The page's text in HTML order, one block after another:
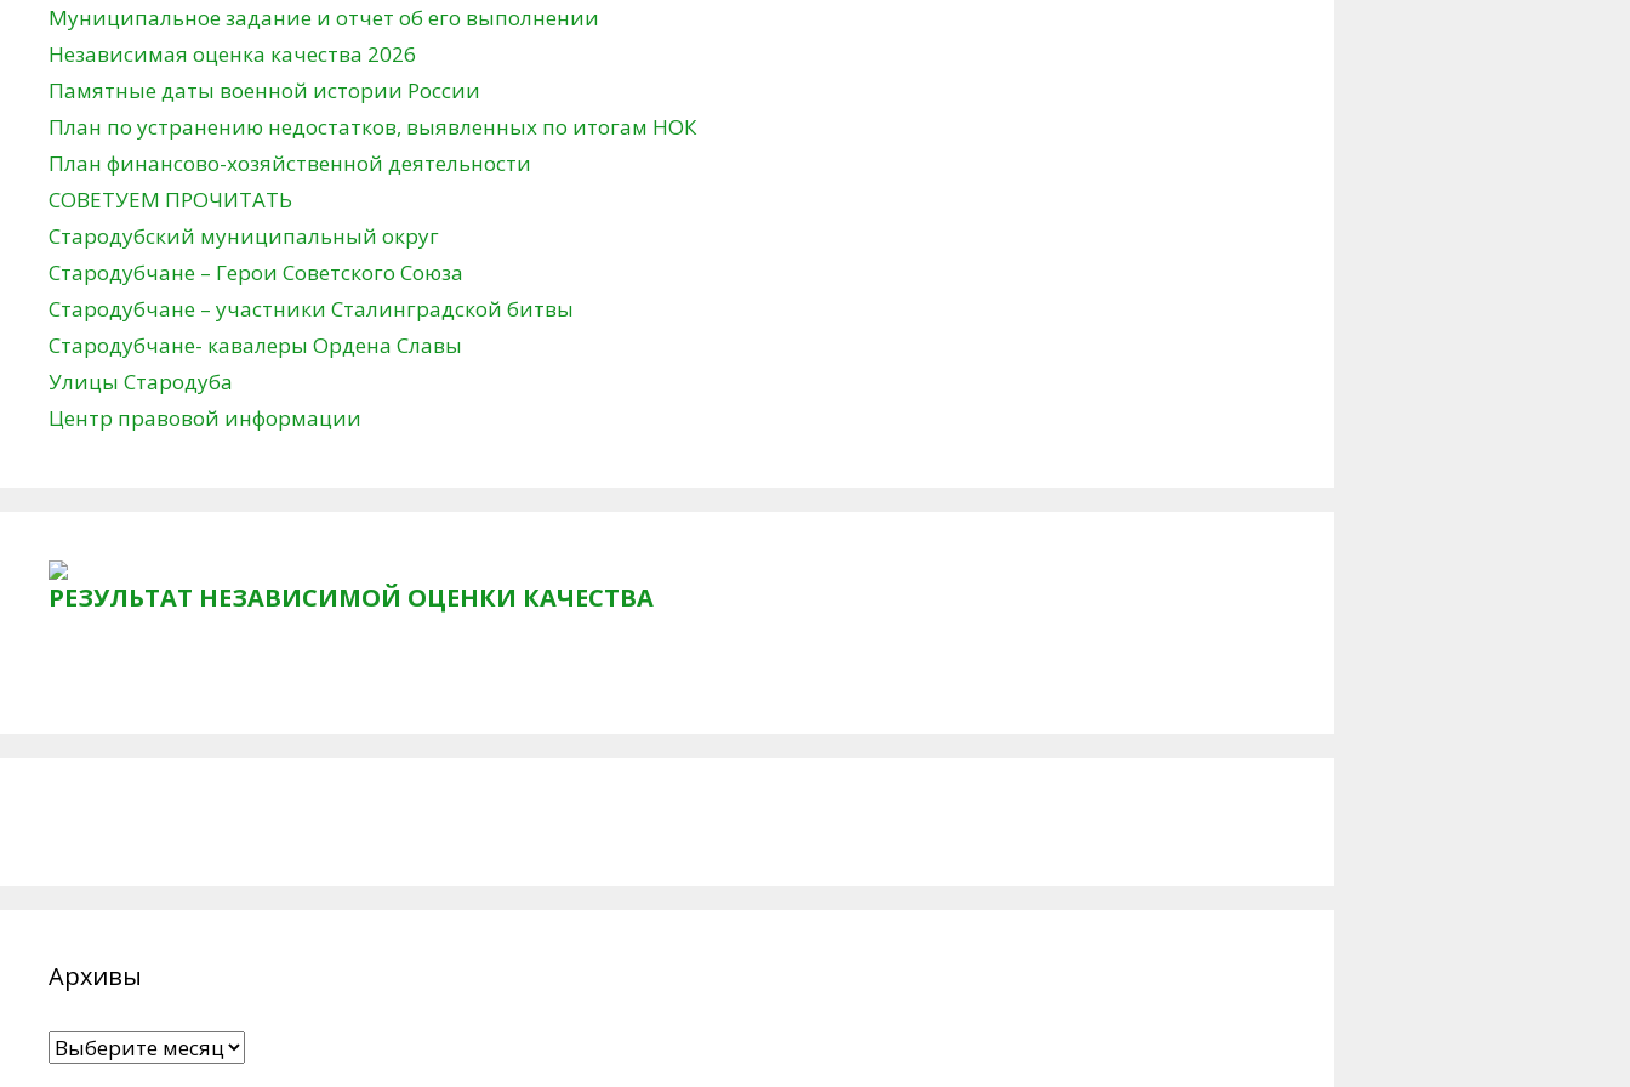
Муниципальное задание и отчет об его выполнении
Независимая оценка качества 2026
Памятные даты военной истории России
План по устранению недостатков, выявленных по итогам НОК
План финансово-хозяйственной деятельности
СОВЕТУЕМ ПРОЧИТАТЬ
Стародубский муниципальный округ
Стародубчане – Герои Советского Союза
Стародубчане – участники Сталинградской битвы
Стародубчане- кавалеры Ордена Славы
Улицы Стародуба
Центр правовой информации
РЕЗУЛЬТАТ НЕЗАВИСИМОЙ ОЦЕНКИ КАЧЕСТВА
Архивы
Архивы